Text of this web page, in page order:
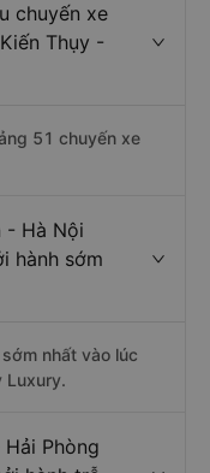
chuyến xe
Thụy -
51 chuyến xe
- Hà Nội
hành sớm
nhất vào lúc
Luxury.
Phòng